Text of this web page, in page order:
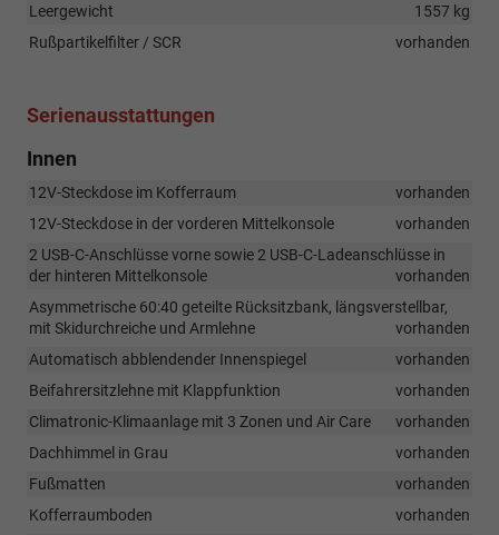
Leergewicht
1557 kg
Rußpartikelfilter / SCR
vorhanden
Serienausstattungen
Innen
12V-Steckdose im Kofferraum
vorhanden
12V-Steckdose in der vorderen Mittelkonsole
vorhanden
2 USB-C-Anschlüsse vorne sowie 2 USB-C-Ladeanschlüsse in
der hinteren Mittelkonsole
vorhanden
Asymmetrische 60:40 geteilte Rücksitzbank, längsverstellbar,
mit Skidurchreiche und Armlehne
vorhanden
Automatisch abblendender Innenspiegel
vorhanden
Beifahrersitzlehne mit Klappfunktion
vorhanden
Climatronic-Klimaanlage mit 3 Zonen und Air Care
vorhanden
Dachhimmel in Grau
vorhanden
Fußmatten
vorhanden
Kofferraumboden
vorhanden